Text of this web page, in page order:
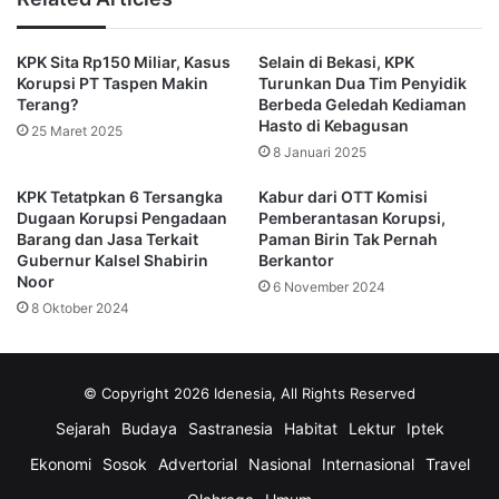
Dilansir dari CNNIndonesia.com mencatat bahwa mereka
tampak kebingungan namun tetap meninggalkan ruangan
dengan tenang.
sidang enggan memberikan komentar mengenai insiden
tersebut.
Pihak keamanan pengadilan pun belum memberikan
keterangan resmi soal identitas maupun status hukum
Sementara itu, sidang tetap berlangsung dengan agenda
mendengarkan keterangan tiga saksi yang dihadirkan jaksa
KPK, termasuk mantan Ketua KPU Arief Budiman dan eks
KPK Sita Rp150 Miliar, Kasus
Korupsi PT Taspen Makin
Terang?
25 Maret 2025
Selain di Bekasi, KPK
Turunkan Dua Tim Penyidik
Berbeda Geledah Kediaman
Hasto di Kebagusan
8 Januari 2025
KPK Tetatpkan 6 Tersangka
Dugaan Korupsi Pengadaan
Barang dan Jasa Terkait
Gubernur Kalsel Shabirin
Noor
8 Oktober 2024
Kabur dari OTT Komisi
Pemberantasan Korupsi,
Paman Birin Tak Pernah
Berkantor
6 November 2024
© Copyright 2026 Idenesia, All Rights Reserved
Sejarah Budaya Sastranesia Habitat Lektur
Iptek
Ekonomi
Sosok Advertorial Nasional Internasional
Travel